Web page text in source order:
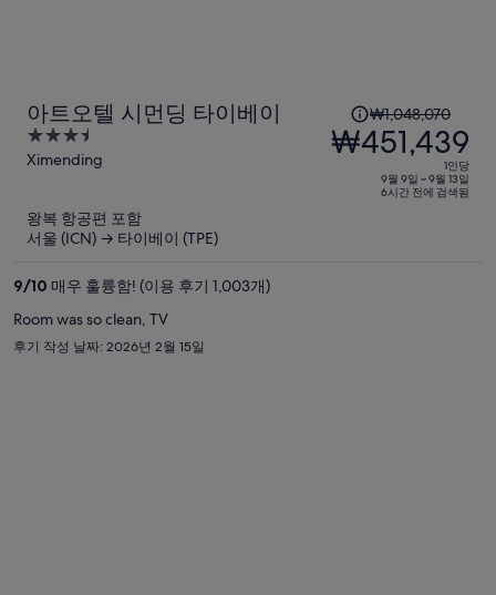
아트오텔 시먼딩 타이베이
3.5
out
Ximending
인
당
₩1,048,070
₩451,439
1인당
9월 9일 ~ 9월 13일
6시간 전에 검색됨
왕복 항공편 포함
서울 (ICN) → 타이베이 (TPE)
9/10 매우 훌륭함! (이용 후기 1,003개)
Room was so clean, TV
후기 작성 날짜: 2026년 2월 15일